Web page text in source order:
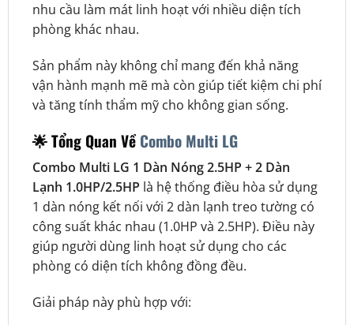
nhu cầu làm mát linh hoạt với nhiều diện tích
phòng khác nhau.
Sản phẩm này không chỉ mang đến khả năng
vận hành mạnh mẽ mà còn giúp tiết kiệm chi phí
và tăng tính thẩm mỹ cho không gian sống.
🌟 Tổng Quan Về Combo Multi LG
Combo Multi LG 1 Dàn Nóng 2.5HP + 2 Dàn
Lạnh 1.0HP/2.5HP là hệ thống điều hòa sử dụng
1 dàn nóng kết nối với 2 dàn lạnh treo tường có
công suất khác nhau (1.0HP và 2.5HP). Điều này
giúp người dùng linh hoạt sử dụng cho các
phòng có diện tích không đồng đều.
Giải pháp này phù hợp với: